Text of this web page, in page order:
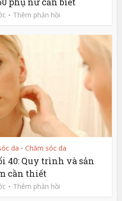
Thêm phản hồi
da • Chăm sóc da
40: Quy trình và sản
cần thiết
Thêm phản hồi